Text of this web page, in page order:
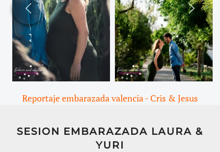
Reportaje embarazada valencia - Cris & Jesus
SESION EMBARAZADA LAURA &
YURI